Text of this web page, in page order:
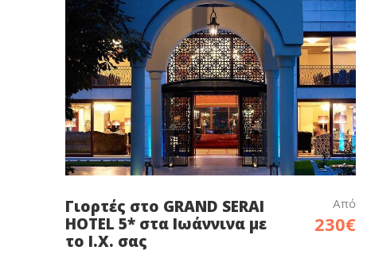
Γιορτές στο GRAND SERAI
HOTEL 5* στα Ιωάννινα με
το Ι.Χ. σας
Από
230€